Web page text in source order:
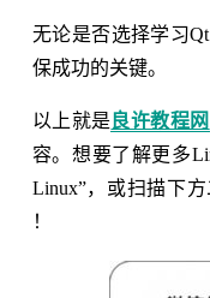
无论是否选择学习
保成功的关键。
以上就是 良许教程网
容。想要了解更多
Linux”，或扫描下
！